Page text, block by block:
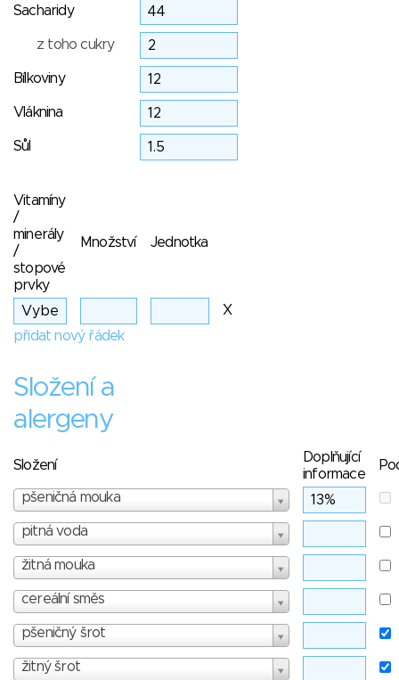
Sacharidy
z toho cukry
Bílkoviny
Vláknina
Sůl
Vitamíny
/
minerály
/
stopové
prvky
Množství Jednotka
X
přidat nový řádek
Složení a
alergeny
Složení
Doplňující
informace
pšeničná mouka
pitná voda
žitná mouka
cereální směs
pšeničný šrot
žitný šrot